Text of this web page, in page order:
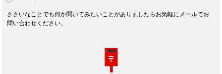
ささいなことでも何か聞いてみたいことがありましたらお気軽にメールでお
問い合わせください。